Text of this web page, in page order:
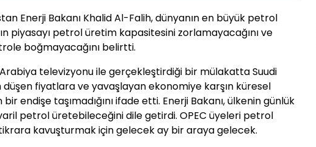
Enerji Bakanı Khalid Al-Falih, dünyanın en büyük petrol
piyasayı petrol üretim kapasitesini zorlamayacağını ve
boğmayacağını belirtti.
televizyonu ile gerçekleştirdiği bir mülakatta Suudi
düşen fiyatlara ve yavaşlayan ekonomiye karşın küresel
endişe taşımadığını ifade etti. Enerji Bakanı, ülkenin günlük
petrol üretebileceğini dile getirdi. OPEC üyeleri petrol
kavuşturmak için gelecek ay bir araya gelecek.